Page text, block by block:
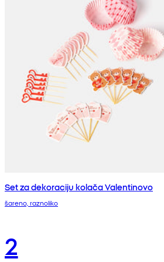
Set za dekoraciju kolača Valentinovo
šareno, raznoliko
2